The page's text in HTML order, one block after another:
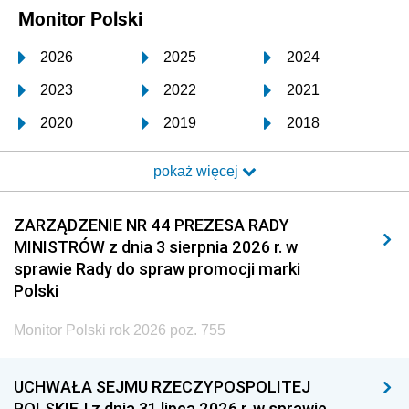
Monitor Polski
2026 2025 2024
2023 2022 2021
2020 2019 2018
2017 2016 2015
2014 2013 2012
2011 2010 2009
2008 2007 2006
2005
1996 1995 1994
pokaż więcej
ZARZĄDZENIE NR 44 PREZESA RADY
MINISTRÓW z dnia 3 sierpnia 2026 r. w
sprawie Rady do spraw promocji marki
Polski
Monitor Polski rok 2026 poz. 755
UCHWAŁA SEJMU RZECZYPOSPOLITEJ